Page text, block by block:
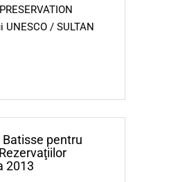
/ SULTAN
pentru
2013